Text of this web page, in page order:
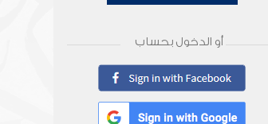
أو الدخول بحساب